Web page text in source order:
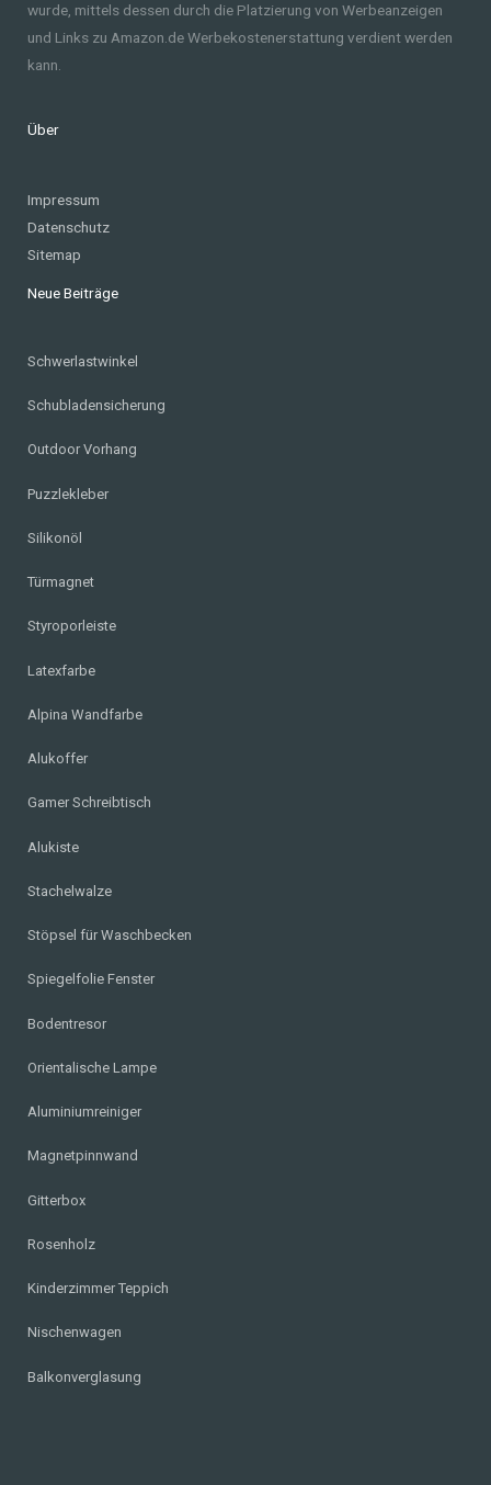
wurde, mittels dessen durch die Platzierung von Werbeanzeigen
und Links zu Amazon.de Werbekostenerstattung verdient werden
kann.
Über
Impressum
Datenschutz
Sitemap
Neue Beiträge
Schwerlastwinkel
Schubladensicherung
Outdoor Vorhang
Puzzlekleber
Silikonöl
Türmagnet
Styroporleiste
Latexfarbe
Alpina Wandfarbe
Alukoffer
Gamer Schreibtisch
Alukiste
Stachelwalze
Stöpsel für Waschbecken
Spiegelfolie Fenster
Bodentresor
Orientalische Lampe
Aluminiumreiniger
Magnetpinnwand
Gitterbox
Rosenholz
Kinderzimmer Teppich
Nischenwagen
Balkonverglasung